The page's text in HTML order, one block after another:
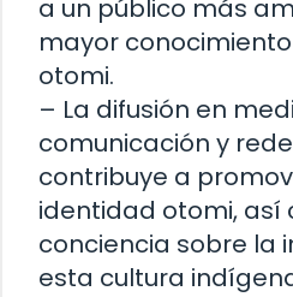
a un público más
mayor
otomi.
– La difusión en
comunicación y
contribuye a
identidad otomi, así
conciencia sobre la
esta cultura